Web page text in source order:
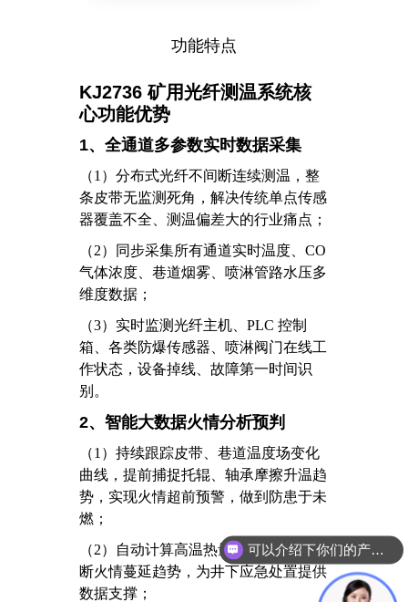
功能特点
KJ2736 矿用光纤测温系统核
心功能优势
1、全通道多参数实时数据采集
（1）分布式光纤不间断连续测温，整
条皮带无监测死角，解决传统单点传感
器覆盖不全、测温偏差大的行业痛点；
（2）
同步采集所有通道实时温度、CO
气体浓度、巷道烟雾、喷淋管路水压多
维度数据；
（3） 实时监测光纤主机、PLC 控制
箱、各类防爆传感器、喷淋阀门在线工
作状态，设备掉线、故障第一时间识
别。
2、智能大数据火情分析预判
（1）持续跟踪皮带、巷道温度场变化
曲线，提前捕捉托辊、轴承摩擦升温趋
势，实现火情超前预警，做到防患于未
燃；
（2）
自动计算高温热量扩散路径，判
断火情蔓延趋势，为井下应急处置提供
数据支撑；
需要技术方案，能给我一份吗？